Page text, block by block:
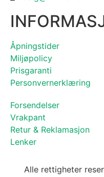
Åpningstider
Miljøpolicy
Prisgaranti
Personvernerklæring
Forsendelser
Vrakpant
Retur & Reklamasjon
Lenker
Alle rettigheter